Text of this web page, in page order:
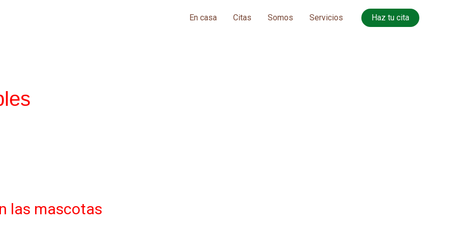
En casa Citas Somos Servicios Haz tu cita
las mascotas